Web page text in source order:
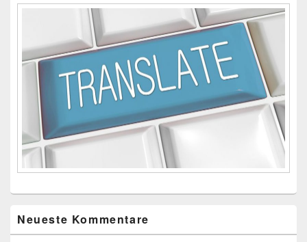
Neueste Kommentare